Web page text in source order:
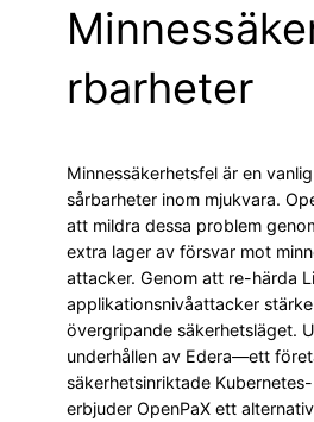
rbarheter
Minnessäkerhetsfel är en
sårbarheter inom mjukvara.
att mildra dessa problem
extra lager av försvar mot
attacker. Genom att re-härda
applikationsnivåattacker
övergripande säkerhetsläget.
underhållen av Edera—ett
säkerhetsinriktade
erbjuder OpenPaX ett